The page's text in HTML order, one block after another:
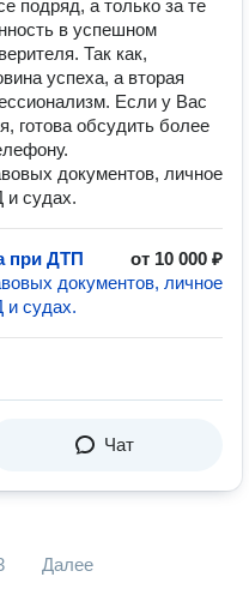
подряд, а только за те
в успешном
Так как,
успеха, а вторая
Если у Вас
готова обсудить более
документов, личное
и судах.
при ДТП
от 10 000 ₽
документов, личное
и судах.
Чат
Далее